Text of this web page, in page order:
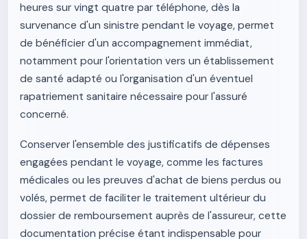
heures sur vingt quatre par téléphone, dès la
survenance d'un sinistre pendant le voyage, permet
de bénéficier d'un accompagnement immédiat,
notamment pour l'orientation vers un établissement
de santé adapté ou l'organisation d'un éventuel
rapatriement sanitaire nécessaire pour l'assuré
concerné.
Conserver l'ensemble des justificatifs de dépenses
engagées pendant le voyage, comme les factures
médicales ou les preuves d'achat de biens perdus ou
volés, permet de faciliter le traitement ultérieur du
dossier de remboursement auprès de l'assureur, cette
documentation précise étant indispensable pour